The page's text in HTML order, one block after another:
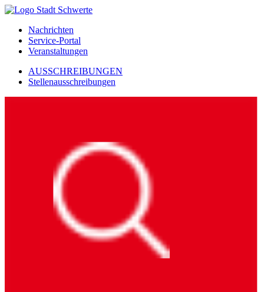
Nachrichten
Service-Portal
Veranstaltungen
AUSSCHREIBUNGEN
Stellenausschreibungen